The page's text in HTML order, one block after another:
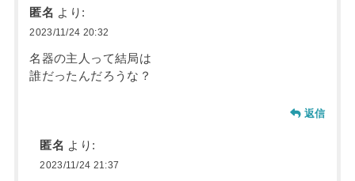
匿名 より:
2023/11/24 20:32
名器の主人って結局は
誰だったんだろうな？
返信
匿名 より:
2023/11/24 21:37